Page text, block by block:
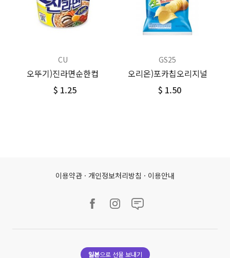
CU
오뚜기)진라면순한컵
$ 1.25
GS25
오리온)포카칩오리지널
$ 1.50
이용약관 · 개인정보처리방침 · 이용안내
일본으로 선물 보내기